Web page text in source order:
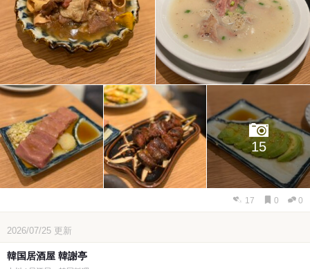
15
17 0 0
2026/07/25 更新
韓国居酒屋 韓謝亭